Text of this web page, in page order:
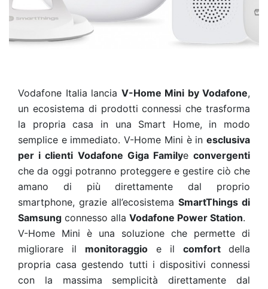
Vodafone Italia lancia V-Home Mini by Vodafone,
un ecosistema di prodotti connessi che trasforma
la propria casa in una Smart Home, in modo
semplice e immediato. V-Home Mini è in esclusiva
per i clienti Vodafone Giga Familyeconvergenti
che da oggi potranno proteggere e gestire ciò che
amano di più direttamente dal proprio
smartphone, grazie all’ecosistema SmartThings di
Samsung connesso alla Vodafone Power Station.
V-Home Mini è una soluzione che permette di
migliorare il monitoraggio e il comfort della
propria casa gestendo tutti i dispositivi connessi
con la massima semplicità direttamente dal